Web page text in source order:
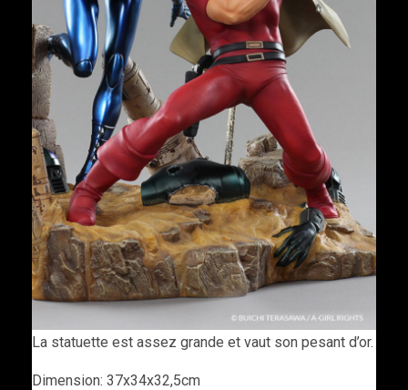
La statuette est assez grande et vaut son pesant d’or.
Dimension: 37x34x32,5cm